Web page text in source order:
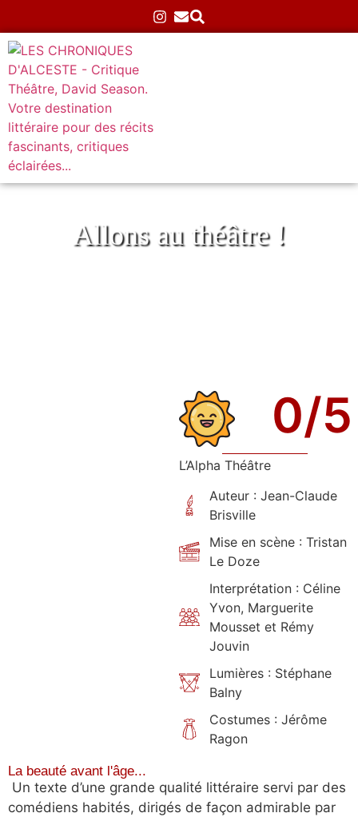
Allons au théâtre !
0/5
L’Alpha Théâtre
Auteur : Jean-Claude
Brisville
Mise en scène : Tristan
Le Doze
Interprétation : Céline
Yvon, Marguerite
Mousset et Rémy
Jouvin
Lumières : Stéphane
Balny
Costumes : Jérôme
Ragon
La beauté avant l'âge...
Un texte d’une grande qualité littéraire servi par des
comédiens habités, dirigés de façon admirable par